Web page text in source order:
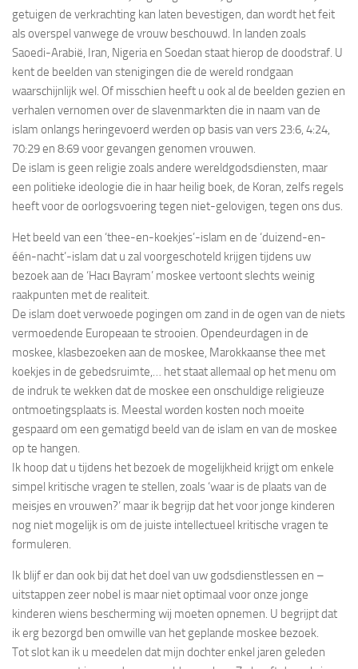
getuigen de verkrachting kan laten bevestigen, dan wordt het feit
als overspel vanwege de vrouw beschouwd. In landen zoals
Saoedi-Arabië, Iran, Nigeria en Soedan staat hierop de doodstraf. U
kent de beelden van stenigingen die de wereld rondgaan
waarschijnlijk wel. Of misschien heeft u ook al de beelden gezien en
verhalen vernomen over de slavenmarkten die in naam van de
islam onlangs heringevoerd werden op basis van vers 23:6, 4:24,
70:29 en 8:69 voor gevangen genomen vrouwen.
De islam is geen religie zoals andere wereldgodsdiensten, maar
een politieke ideologie die in haar heilig boek, de Koran, zelfs regels
heeft voor de oorlogsvoering tegen niet-gelovigen, tegen ons dus.
Het beeld van een ‘thee-en-koekjes’-islam en de ‘duizend-en-
één-nacht’-islam dat u zal voorgeschoteld krijgen tijdens uw
bezoek aan de ‘Hacı Bayram’ moskee vertoont slechts weinig
raakpunten met de realiteit.
De islam doet verwoede pogingen om zand in de ogen van de niets
vermoedende Europeaan te strooien. Opendeurdagen in de
moskee, klasbezoeken aan de moskee, Marokkaanse thee met
koekjes in de gebedsruimte,… het staat allemaal op het menu om
de indruk te wekken dat de moskee een onschuldige religieuze
ontmoetingsplaats is. Meestal worden kosten noch moeite
gespaard om een gematigd beeld van de islam en van de moskee
op te hangen.
Ik hoop dat u tijdens het bezoek de mogelijkheid krijgt om enkele
simpel kritische vragen te stellen, zoals ‘waar is de plaats van de
meisjes en vrouwen?’ maar ik begrijp dat het voor jonge kinderen
nog niet mogelijk is om de juiste intellectueel kritische vragen te
formuleren.
Ik blijf er dan ook bij dat het doel van uw godsdienstlessen en –
uitstappen zeer nobel is maar niet optimaal voor onze jonge
kinderen wiens bescherming wij moeten opnemen. U begrijpt dat
ik erg bezorgd ben omwille van het geplande moskee bezoek.
Tot slot kan ik u meedelen dat mijn dochter enkel jaren geleden